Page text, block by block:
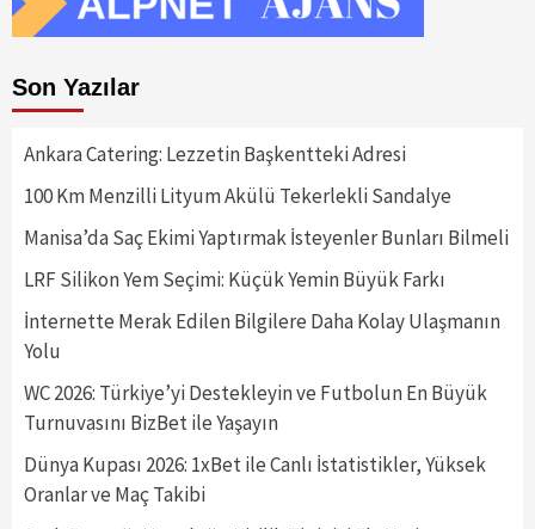
Son Yazılar
Ankara Catering: Lezzetin Başkentteki Adresi
100 Km Menzilli Lityum Akülü Tekerlekli Sandalye
Manisa’da Saç Ekimi Yaptırmak İsteyenler Bunları Bilmeli
LRF Silikon Yem Seçimi: Küçük Yemin Büyük Farkı
İnternette Merak Edilen Bilgilere Daha Kolay Ulaşmanın
Yolu
WC 2026: Türkiye’yi Destekleyin ve Futbolun En Büyük
Turnuvasını BizBet ile Yaşayın
Dünya Kupası 2026: 1xBet ile Canlı İstatistikler, Yüksek
Oranlar ve Maç Takibi